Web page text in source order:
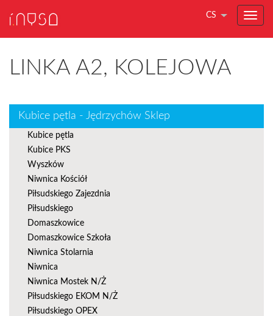
CS
LINKA A2, KOLEJOWA
Kubice pętla - Jędrzychów Sklep
Kubice pętla
Kubice PKS
Wyszków
Niwnica Kościół
Piłsudskiego Zajezdnia
Piłsudskiego
Domaszkowice
Domaszkowice Szkoła
Niwnica Stolarnia
Niwnica
Niwnica Mostek N/Ż
Piłsudskiego EKOM N/Ż
Piłsudskiego OPEX